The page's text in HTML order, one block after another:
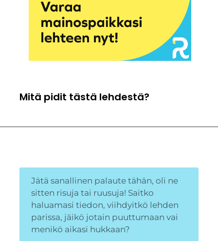
Mitä pidit tästä lehdestä?